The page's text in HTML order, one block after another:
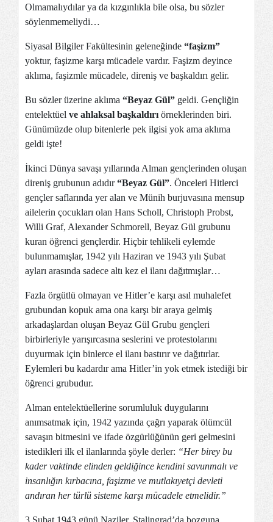
Olmamalıydılar ya da kızgınlıkla bile olsa, bu sözler
söylenmemeliydi…
Siyasal Bilgiler Fakültesinin geleneğinde “faşizm”
yoktur, faşizme karşı mücadele vardır. Faşizm deyince
aklıma, faşizmle mücadele, direniş ve başkaldırı gelir.
Bu sözler üzerine aklıma “Beyaz Gül” geldi. Gençliğin
entelektüel ve ahlaksal başkaldırı örneklerinden biri.
Günümüzde olup bitenlerle pek ilgisi yok ama aklıma
geldi işte!
İkinci Dünya savaşı yıllarında Alman gençlerinden oluşan
direniş grubunun adıdır“Beyaz Gül”. Önceleri Hitlerci
gençler saflarında yer alan ve Münih burjuvasına mensup
ailelerin çocukları olan Hans Scholl, Christoph Probst,
Willi Graf, Alexander Schmorell, Beyaz Gül grubunu
kuran öğrenci gençlerdir. Hiçbir tehlikeli eylemde
bulunmamışlar, 1942 yılı Haziran ve 1943 yılı Şubat
ayları arasında sadece altı kez el ilanı dağıtmışlar…
Fazla örgütlü olmayan ve Hitler’e karşı asıl muhalefet
grubundan kopuk ama ona karşı bir araya gelmiş
arkadaşlardan oluşan Beyaz Gül Grubu gençleri
birbirleriyle yarışırcasına seslerini ve protestolarını
duyurmak için binlerce el ilanı bastırır ve dağıtırlar.
Eylemleri bu kadardır ama Hitler’in yok etmek istediği bir
öğrenci grubudur.
Alman entelektüellerine sorumluluk duygularını
anımsatmak için, 1942 yazında çağrı yaparak ölümcül
savaşın bitmesini ve ifade özgürlüğünün geri gelmesini
istedikleri ilk el ilanlarında şöyle derler: “Her birey bu
kader vaktinde elinden geldiğince kendini savunmalı ve
insanlığın kırbacına, faşizme ve mutlakıyetçi devleti
andıran her türlü sisteme karşı mücadele etmelidir.”
3 Şubat 1943 günü Naziler, Stalingrad’da bozguna